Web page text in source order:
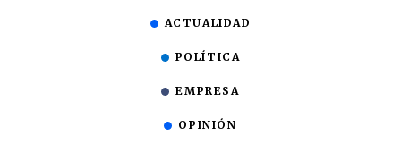
ACTUALIDAD
POLÍTICA
EMPRESA
OPINIÓN